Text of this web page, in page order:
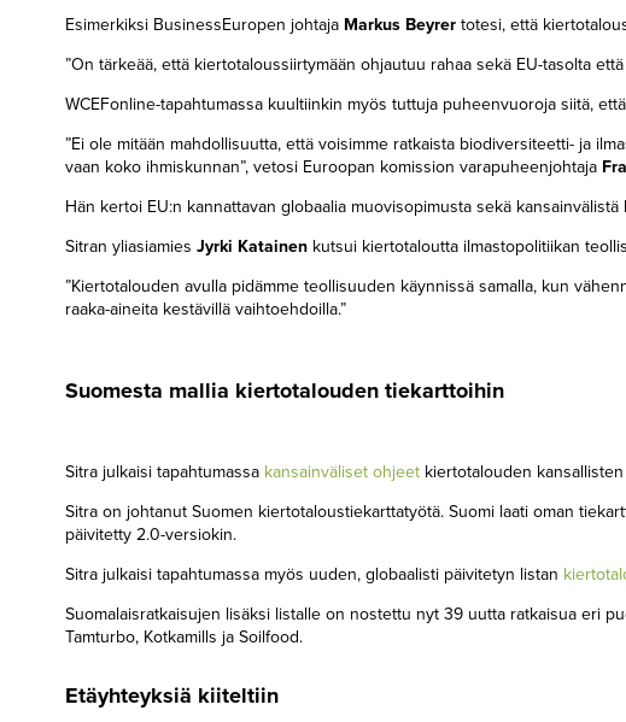
Esimerkiksi BusinessEuropen johtaja Markus Beyrertotesi, että
”On tärkeää, että kiertotaloussiirtymään ohjautuu rahaa sekä EU-tasolta että
WCEFonline-tapahtumassa kuultiinkin myös tuttuja puheenvuoroja siitä,
”Ei ole mitään mahdollisuutta, että voisimme ratkaista biodiversiteetti- ja
vaan koko ihmiskunnan”, vetosi Euroopan komission varapuheenjohtaja
Hän kertoi EU:n kannattavan globaalia muovisopimusta sekä
Sitran yliasiamies Jyrki Katainenkutsui kiertotaloutta ilmastopolitiikan
”Kiertotalouden avulla pidämme teollisuuden käynnissä samalla, kun
raaka-aineita kestävillä vaihtoehdoilla.”
Suomesta mallia kiertotalouden tiekarttoihin
Sitra julkaisi tapahtumassa kansainväliset ohjeetkiertotalouden
Sitra on johtanut Suomen kiertotaloustiekarttatyötä. Suomi laati oman
päivitetty 2.0-versiokin.
Sitra julkaisi tapahtumassa myös uuden, globaalisti päivitetyn listan
Suomalaisratkaisujen lisäksi listalle on nostettu nyt 39 uutta ratkaisua eri
Tamturbo, Kotkamills ja Soilfood.
Etäyhteyksiä kiiteltiin